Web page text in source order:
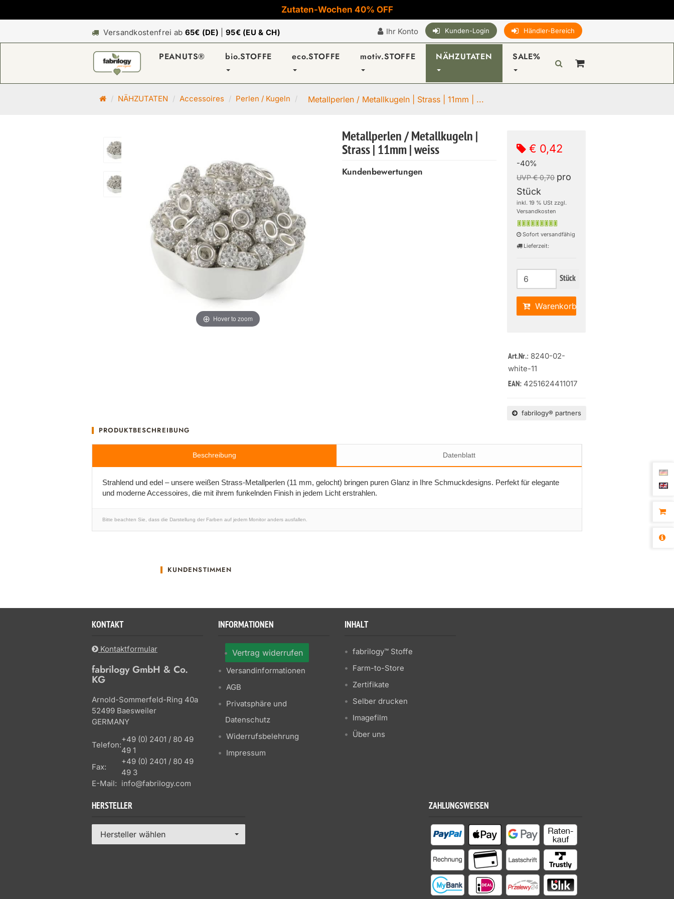
Zutaten-Wochen 40% OFF
Versandkostenfrei ab 65€ (DE) 95€ (EU & CH) Ihr Konto Kunden-Login Händler-Bereich
PEANUTS® bio.STOFFE eco.STOFFE motiv.STOFFE NÄHZUTATEN SALE%
S
t
s
i
NÄHZUTATEN Accessoires Perlen / Kugeln Metallperlen / Metallkugeln | Strass | 11mm | ...
Hover to zoom
Metallperlen / Metallkugeln |
Strass | 11mm | weiss
Kundenbewertungen
€ 0,42
-40%
UVP € 0,70 pro
Stück
inkl. 19 % USt zzgl.
Versandkosten
Sofort versandfähig
Lieferzeit:
Stück
Warenkorb
Art.Nr.: 8240-02-
white-11
EAN: 4251624411017
fabrilogy® partners
PRODUKTBESCHREIBUNG
Beschreibung Datenblatt
Strahlend und edel – unsere weißen Strass-Metallperlen (11 mm, gelocht) bringen puren Glanz in Ihre Schmuckdesigns. Perfekt für elegante
und moderne Accessoires, die mit ihrem funkelnden Finish in jedem Licht erstrahlen.
Bitte beachten Sie, dass die Darstellung der Farben auf jedem Monitor anders ausfallen.
KUNDENSTIMMEN
KONTAKT
Kontaktformular
fabrilogy GmbH & Co.
KG
Arnold-Sommerfeld-Ring 40a
52499 Baesweiler
GERMANY
Telefon:
+49 (0) 2401 / 80 49
49 1
Fax:
+49 (0) 2401 / 80 49
49 3
E-Mail: info@fabrilogy.com
INFORMATIONEN
Vertrag widerrufen
Versandinformationen
AGB
Privatsphäre und
Datenschutz
Widerrufsbelehrung
Impressum
INHALT
fabrilogy™ Stoffe
Farm-to-Store
Zertifikate
Selber drucken
Imagefilm
Über uns
HERSTELLER
Hersteller wählen
ZAHLUNGSWEISEN